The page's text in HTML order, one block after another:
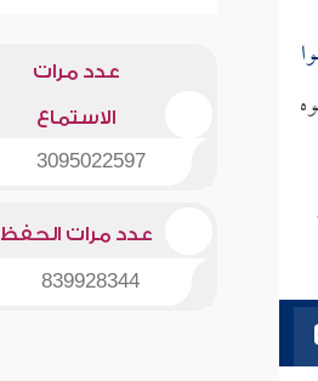
عدد مرات
الاستماع
3095022597
عدد مرات الحفظ
839928344